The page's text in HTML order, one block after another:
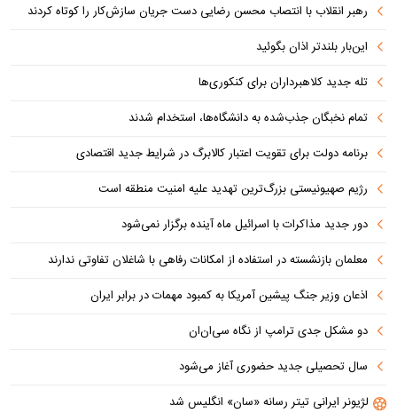
رهبر انقلاب با انتصاب محسن رضایی دست جریان سازش‌کار را کوتاه کردند
این‌بار بلندتر اذان بگوئید
تله جدید کلاهبرداران برای کنکوری‌ها
تمام نخبگان جذب‌شده به دانشگاه‌ها، استخدام شدند
برنامه دولت برای تقویت اعتبار کالابرگ در شرایط جدید اقتصادی
رژیم صهیونیستی بزرگ‌ترین تهدید علیه امنیت منطقه است
دور جدید مذاکرات با اسرائیل ماه آینده برگزار نمی‌شود
معلمان بازنشسته در استفاده از امکانات رفاهی با شاغلان تفاوتی ندارند
اذعان وزیر جنگ پیشین آمریکا به کمبود مهمات در برابر ایران
دو مشکل جدی ترامپ از نگاه سی‌ان‌ان
سال تحصیلی جدید حضوری آغاز می‌شود
لژیونر ایرانی تیتر رسانه «سان» انگلیس شد